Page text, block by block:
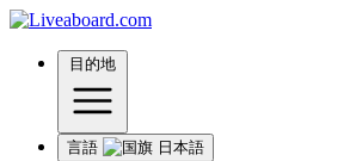
目的地
言語